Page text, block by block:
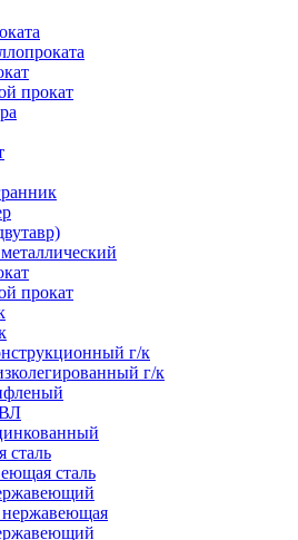
прокат
прокат
г/к
г/к
сталь
сталь